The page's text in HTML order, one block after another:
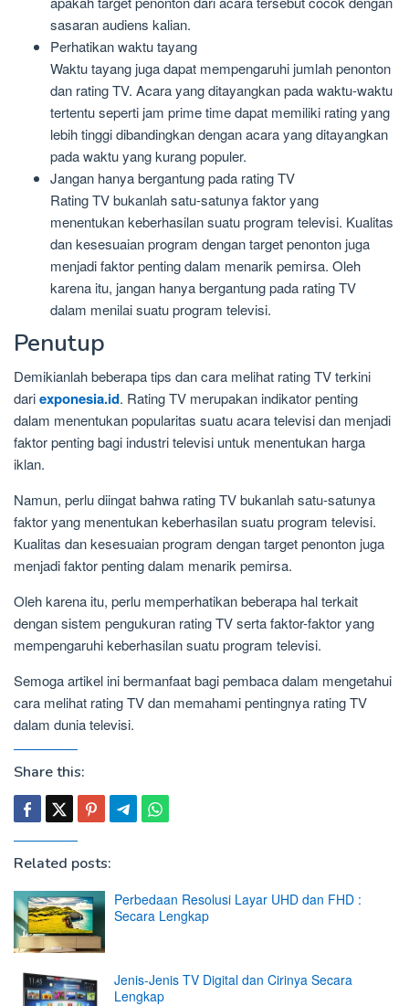
sasaran audiens kalian.
Perhatikan waktu tayang
Waktu tayang juga dapat mempengaruhi jumlah penonton
dan rating TV. Acara yang ditayangkan pada waktu-waktu
tertentu seperti jam prime time dapat memiliki rating yang
lebih tinggi dibandingkan dengan acara yang ditayangkan
pada waktu yang kurang populer.
Jangan hanya bergantung pada rating TV
Rating TV bukanlah satu-satunya faktor yang
menentukan keberhasilan suatu program televisi. Kualitas
dan kesesuaian program dengan target penonton juga
menjadi faktor penting dalam menarik pemirsa. Oleh
karena itu, jangan hanya bergantung pada rating TV
dalam menilai suatu program televisi.
Penutup
Demikianlah beberapa tips dan cara melihat rating TV terkini
dariexponesia.id. Rating TV merupakan indikator penting
dalam menentukan popularitas suatu acara televisi dan menjadi
faktor penting bagi industri televisi untuk menentukan harga
iklan.
Namun, perlu diingat bahwa rating TV bukanlah satu-satunya
faktor yang menentukan keberhasilan suatu program televisi.
Kualitas dan kesesuaian program dengan target penonton juga
menjadi faktor penting dalam menarik pemirsa.
Oleh karena itu, perlu memperhatikan beberapa hal terkait
dengan sistem pengukuran rating TV serta faktor-faktor yang
mempengaruhi keberhasilan suatu program televisi.
Semoga artikel ini bermanfaat bagi pembaca dalam mengetahui
cara melihat rating TV dan memahami pentingnya rating TV
dalam dunia televisi.
Share this:
Related posts:
Perbedaan Resolusi Layar UHD dan FHD :
Secara Lengkap
Jenis-Jenis TV Digital dan Cirinya Secara
Lengkap